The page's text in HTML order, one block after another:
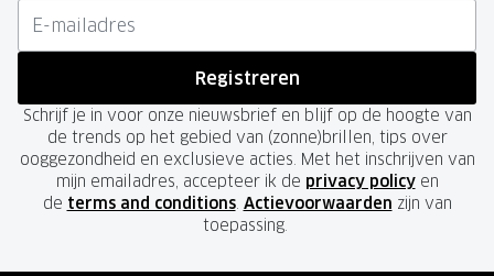
Registreren
Schrijf je in voor onze nieuwsbrief en blijf op de hoogte van
de trends op het gebied van (zonne)brillen, tips over
ooggezondheid en exclusieve acties. Met het inschrijven van
mijn emailadres, accepteer ik de privacy policyen
de terms and conditions. Actievoorwaarden zijn van
toepassing.